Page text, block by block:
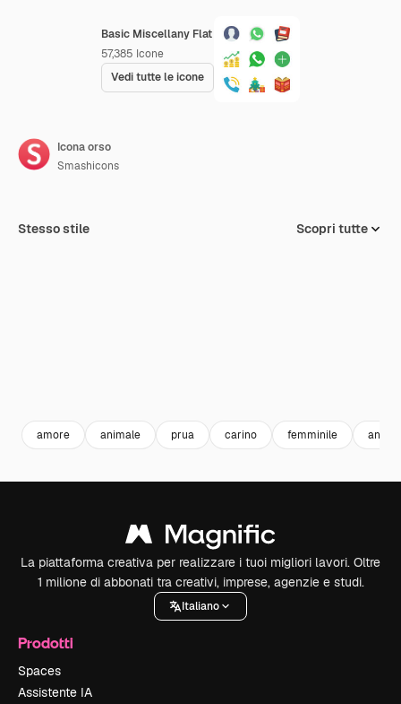
Basic Miscellany Flat
57,385 Icone
Vedi tutte le icone
Icona orso
Smashicons
Stesso stile Scopri tutte
amore animale prua carino femminile
La piattaforma creativa per realizzare i tuoi migliori lavori. Oltre
1 milione di abbonati tra creativi, imprese, agenzie e studi.
Italiano
Prodotti
Spaces
Assistente IA